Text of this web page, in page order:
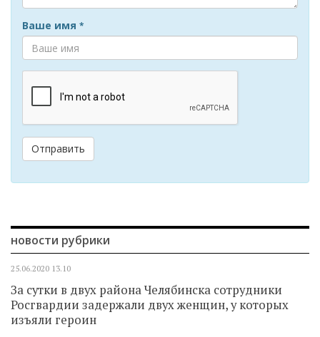
Ваше имя *
Отправить
новости рубрики
25.06.2020 13.10
За сутки в двух района Челябинска сотрудники
Росгвардии задержали двух женщин, у которых
изъяли героин